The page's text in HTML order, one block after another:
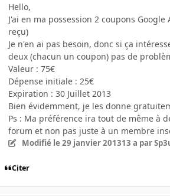
Hello,
J'ai en ma possession 2 coupons Google
reçu)
Je n'en ai pas besoin, donc si ça
deux (chacun un coupon) pas de
Valeur : 75€
Dépense initiale : 25€
Expiration : 30 Juillet 2013
Bien évidemment, je les donne
Ps : Ma préférence ira tout de même à
forum et non pas juste à un membre
Modifié le 29 janvier 201313 a par
Citer